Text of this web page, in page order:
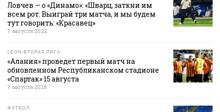
Ловчев — о «Динамо»: «Шварц, заткни им
всем рот. Выиграй три матча, и мы будем
тут говорить: «Красавец»
7 августа 20:22
LEON-ВТОРАЯ ЛИГА
«Алания» проведет первый матч на
обновленном Республиканском стадионе
«Спартак» 15 августа
7 августа 20:18
ФУТБОЛ